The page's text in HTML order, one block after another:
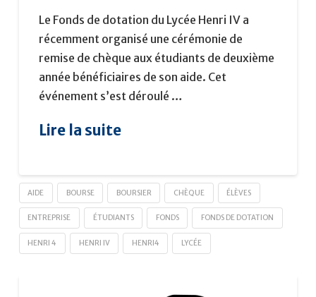
Le Fonds de dotation du Lycée Henri IV a
récemment organisé une cérémonie de
remise de chèque aux étudiants de deuxième
année bénéficiaires de son aide. Cet
événement s’est déroulé …
Lire la suite
AIDE BOURSE BOURSIER CHÈQUE ÉLÈVES
ENTREPRISE ÉTUDIANTS FONDS FONDS DE DOTATION
HENRI 4 HENRI IV HENRI4 LYCÉE